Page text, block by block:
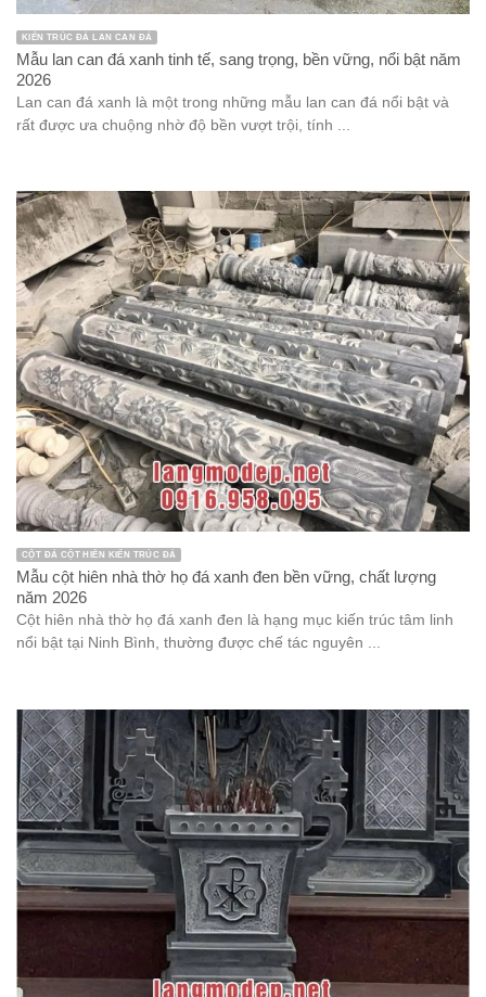
KIẾN TRÚC ĐÁ LAN CAN ĐÁ
Mẫu lan can đá xanh tinh tế, sang trọng, bền vững, nổi bật năm
2026
Lan can đá xanh là một trong những mẫu lan can đá nổi bật và
rất được ưa chuộng nhờ độ bền vượt trội, tính ...
CỘT ĐÁ CỘT HIÊN KIẾN TRÚC ĐÁ
Mẫu cột hiên nhà thờ họ đá xanh đen bền vững, chất lượng
năm 2026
Cột hiên nhà thờ họ đá xanh đen là hạng mục kiến trúc tâm linh
nổi bật tại Ninh Bình, thường được chế tác nguyên ...